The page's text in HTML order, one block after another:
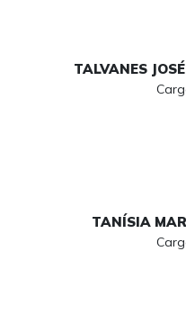
TALVANES
TANÍSIA